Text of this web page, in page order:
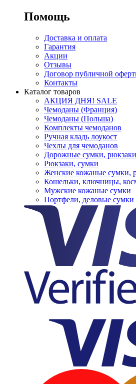
Помощь
Доставка и оплата
Гарантия
Акции
Отзывы
Договор публичной
Контакты
Каталог товаров
АКЦИЯ ДНЯ! SALE
Чемоданы (Франция)
Чемоданы (Польша)
Комплекты чемоданов
Ручная кладь лоукост
Чехлы для чемоданов
Дорожные сумки, рюкзаки
Рюкзаки, сумки
Женские кожаные сумки,
Кошельки, ключницы,
Мужские кожаные сумки
Портфели, деловые сумки